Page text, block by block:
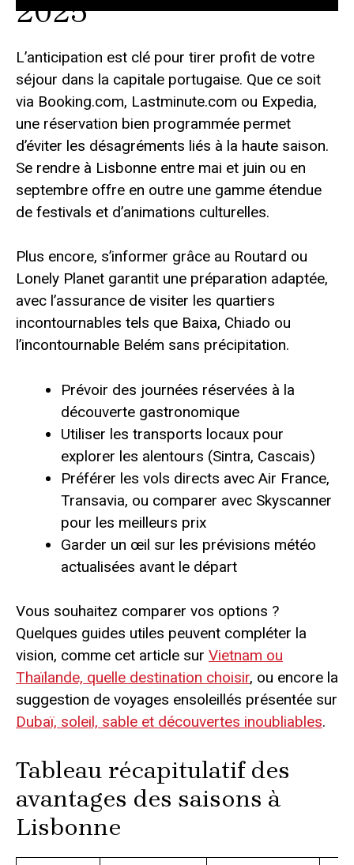
2025
L’anticipation est clé pour tirer profit de votre
séjour dans la capitale portugaise. Que ce soit
via Booking.com, Lastminute.com ou Expedia,
une réservation bien programmée permet
d’éviter les désagréments liés à la haute saison.
Se rendre à Lisbonne entre mai et juin ou en
septembre offre en outre une gamme étendue
de festivals et d’animations culturelles.
Plus encore, s’informer grâce au Routard ou
Lonely Planet garantit une préparation adaptée,
avec l’assurance de visiter les quartiers
incontournables tels que Baixa, Chiado ou
l’incontournable Belém sans précipitation.
Prévoir des journées réservées à la
découverte gastronomique
Utiliser les transports locaux pour
explorer les alentours (Sintra, Cascais)
Préférer les vols directs avec Air France,
Transavia, ou comparer avec Skyscanner
pour les meilleurs prix
Garder un œil sur les prévisions météo
actualisées avant le départ
Vous souhaitez comparer vos options ?
Quelques guides utiles peuvent compléter la
vision, comme cet article sur Vietnam ou
Thaïlande, quelle destination choisir, ou encore la
suggestion de voyages ensoleillés présentée sur
Dubaï, soleil, sable et découvertes inoubliables.
Tableau récapitulatif des
avantages des saisons à
Lisbonne